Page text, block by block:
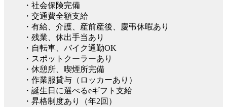
・社会保険完備
・交通費全額支給
・有給、介護、産前産後、慶弔休暇あり
・残業、休出手当あり
・自転車、バイク通勤OK
・スポットクーラーあり
・休憩所、喫煙所完備
・作業服貸与（ロッカーあり）
・誕生日に選べるeギフト支給
・昇格制度あり（年2回）